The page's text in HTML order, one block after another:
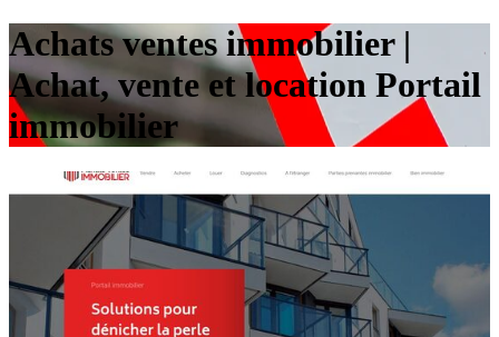
Achats ventes immobilier |
Achat, vente et location Portail
immobilier